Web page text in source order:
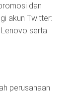
dan
akun Twitter:
serta
perusahaan